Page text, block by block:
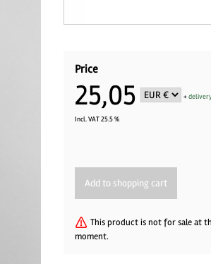
Price
25,05 +
Incl. VAT 25.5 %
This product is not for sale at
moment.